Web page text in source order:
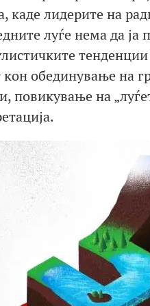
каде лидерите на
луѓе нема да ја
кон обединување на
повикување на